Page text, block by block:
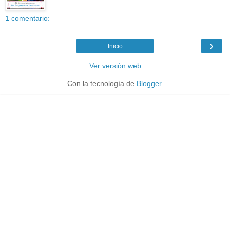
1 comentario:
›
Inicio
Ver versión web
Con la tecnología de Blogger.